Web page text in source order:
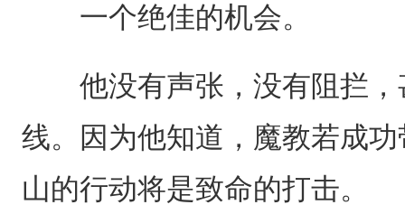
一个绝佳的机会。
他没有声张，没有阻拦，
线。因为他知道，魔教若成
山的行动将是致命的打击。